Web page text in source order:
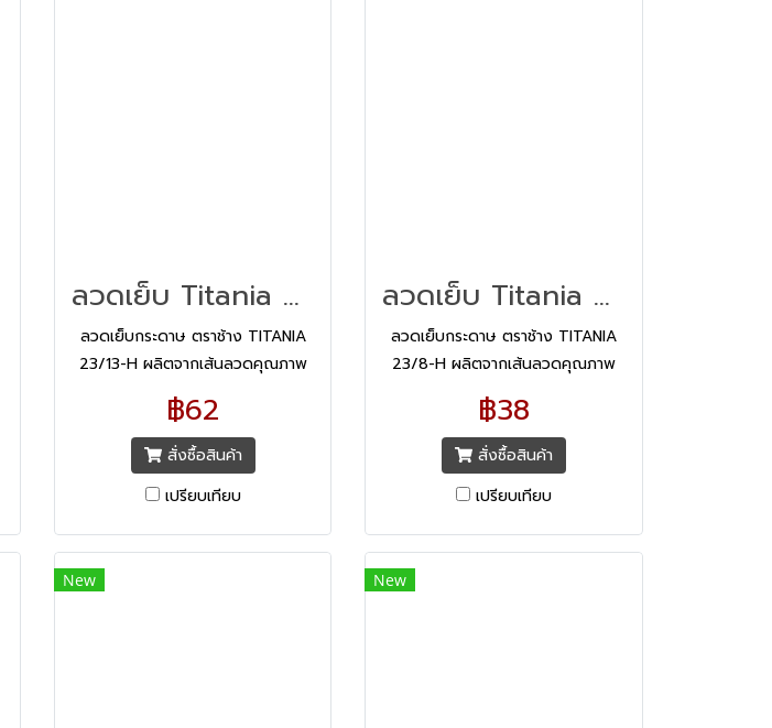
ลวดเย็บ Titania ตราช้าง No.23/13-H
ลวดเย็บกระดาษ ตราช้าง TITANIA
23/13-H ผลิตจากเส้นลวดคุณภาพ
สูง ควบคุมการผลิตด้วยเทคโนโลยีที่
ทันสมัยจากประเทศสวิตเซอร์แลนด์
฿62
สั่งซื้อสินค้า
เปรียบเทียบ
ลวดเย็บ Titania ตราช้าง No.23/8-H
ลวดเย็บกระดาษ ตราช้าง TITANIA
23/8-H ผลิตจากเส้นลวดคุณภาพ
สูง ควบคุมการผลิตด้วยเทคโนโลยีที่
ทันสมัยจากประเทศสวิตเซอร์แลนด์
฿38
สั่งซื้อสินค้า
เปรียบเทียบ
New New